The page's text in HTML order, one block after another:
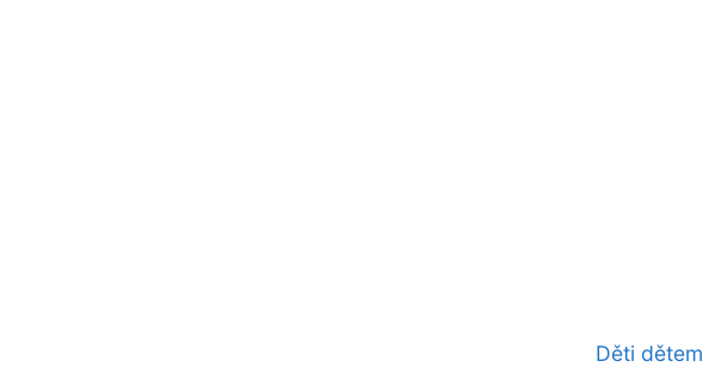
Děti dětem